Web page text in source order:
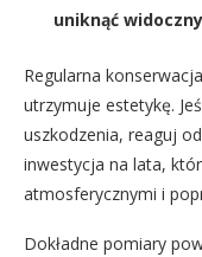
uniknąć
Regularna
utrzymuje estetykę.
uszkodzenia, reaguj
inwestycja na lata,
atmosferycznymi i
Dokładne pomiary